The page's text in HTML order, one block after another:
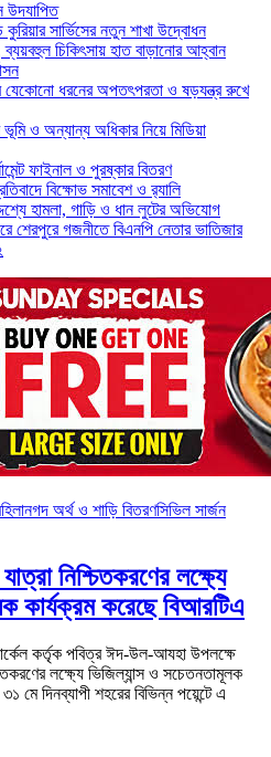
উদযাপিত
সার্ভিসের নতুন শাখা উদ্বোধন
চিকিৎসায় হাত বাড়ানোর আহ্বান
যেকোনো ধরনের অপতৎপরতা ও ষড়যন্ত্র রুখে
ভূমি ও অন্যান্য অধিকার নিয়ে মিডিয়া
ফাইনাল ও পুরষ্কার বিতরণ
বিক্ষোভ সমাবেশ ও র‍্যালি
হামলা, গাড়ি ও ধান লুটের অভিযোগ
শেরপুরে গজনীতে বিএনপি নেতার ভাতিজার
নগদ অর্থ ও শাড়ি বিতরণসিভিল সার্জন
নিশ্চিতকরণের লক্ষ্যে
কার্যক্রম করেছে বিআরটিএ
কর্তৃক পবিত্র ঈদ-উল-আযহা উপলক্ষে
লক্ষ্যে ভিজিল্যান্স ও সচেতনতামূলক
মে দিনব্যাপী শহরের বিভিন্ন পয়েন্টে এ